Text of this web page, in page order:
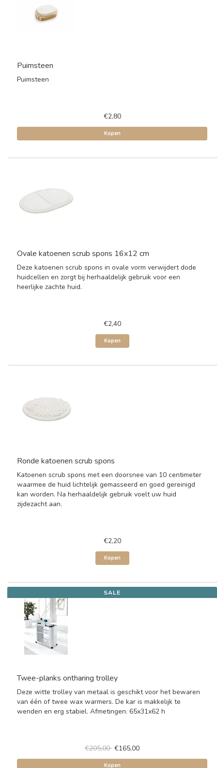
Puimsteen
Puimsteen
€2,80
Kopen
Ovale katoenen scrub spons 16x12 cm
Deze katoenen scrub spons in ovale vorm verwijdert dode
huidcellen en zorgt bij herhaaldelijk gebruik voor een
heerlijke zachte huid.
€2,40
Kopen
Ronde katoenen scrub spons
Katoenen scrub spons met een doorsnee van 10 centimeter
waarmee de huid lichtelijk gemasseerd en goed gereinigd
kan worden. Na herhaaldelijk gebruik voelt uw huid
zijdezacht aan.
€2,20
Kopen
SALE
Twee-planks ontharing trolley
Deze witte trolley van metaal is geschikt voor het bewaren
van één of twee wax warmers. De kar is makkelijk te
wenden en erg stabiel. Afmetingen: 65x31x62 h
€205,00 €165,00
Kopen